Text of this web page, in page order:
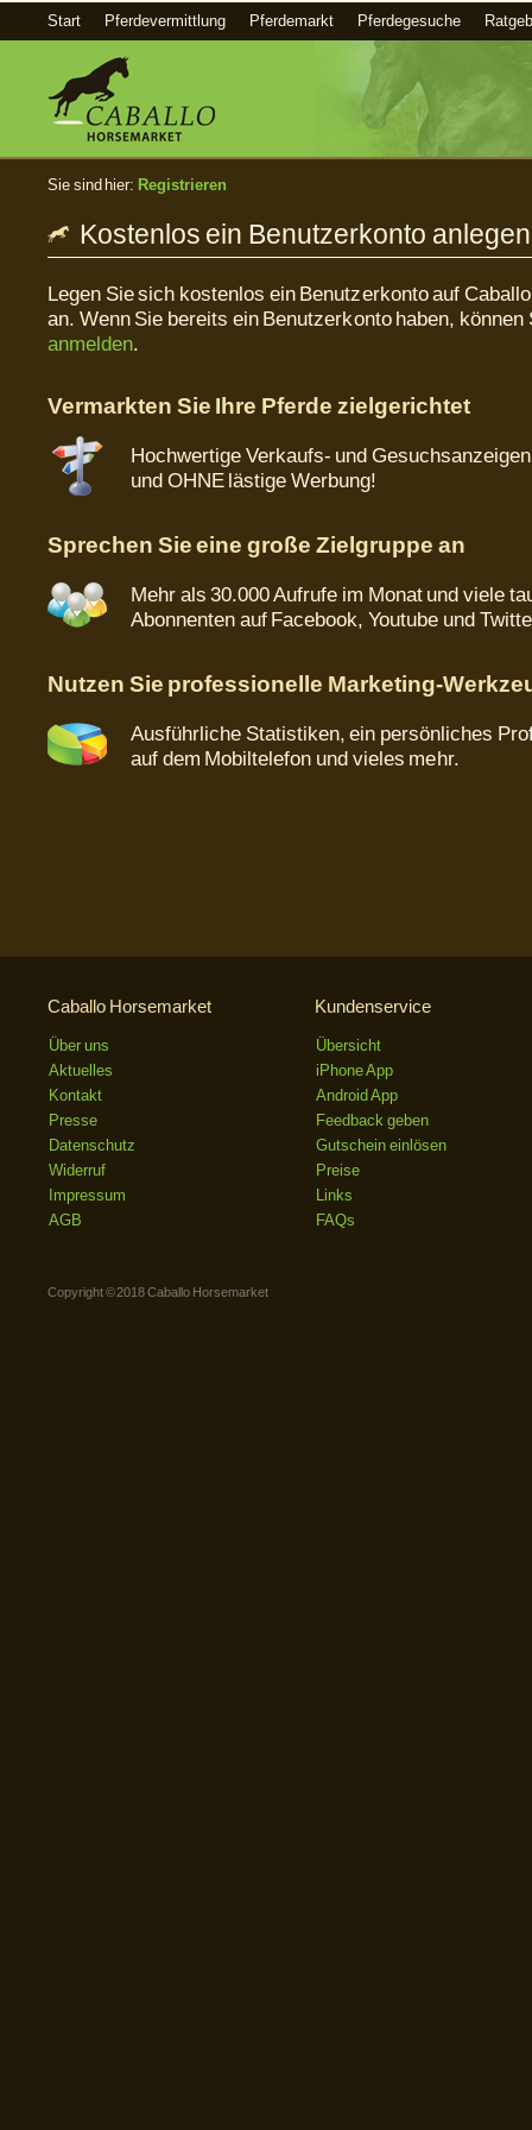
Start Pferdevermittlung Pferdemarkt Pferdegesuche
Sie sind hier: Registrieren
Kostenlos ein Benutzerkonto anlegen
Legen Sie sich kostenlos ein Benutzerkonto auf
an. Wenn Sie bereits ein Benutzerkonto haben,
anmelden.
Vermarkten Sie Ihre Pferde zielgerichtet
Hochwertige Verkaufs- und
und OHNE lästige Werbung!
Sprechen Sie eine große Zielgruppe an
Mehr als 30.000 Aufrufe im Monat und viele
Abonnenten auf Facebook, Youtube und
Nutzen Sie professionelle Marketing-
Ausführliche Statistiken, ein persönliches
auf dem Mobiltelefon und vieles mehr.
Caballo Horsemarket
Über uns
Aktuelles
Kontakt
Presse
Datenschutz
Widerruf
Impressum
AGB
Kundenservice
Übersicht
iPhone App
Android App
Feedback geben
Gutschein einlösen
Preise
Links
FAQs
Copyright © 2018 Caballo Horsemarket